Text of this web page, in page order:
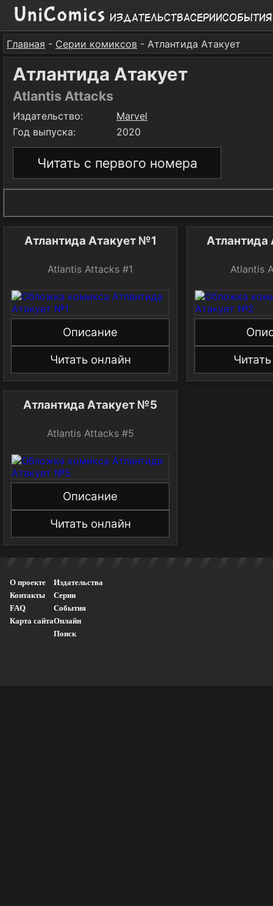
ИздательстваСерииСобытия
Главная - Серии комиксов - Атлантида Атакует
Атлантида Атакует
Atlantis Attacks
Издательство:
Marvel
Год выпуска:
2020
Читать с первого номера
Атлантида Атакует №1
Atlantis Attacks #1
Описание
Читать онлайн
Atlantis
Атлантида Атакует №5
Atlantis Attacks #5
Описание
Читать онлайн
О проекте
Контакты
FAQ
Карта сайта
Издательства
Серии
События
Онлайн
Поиск